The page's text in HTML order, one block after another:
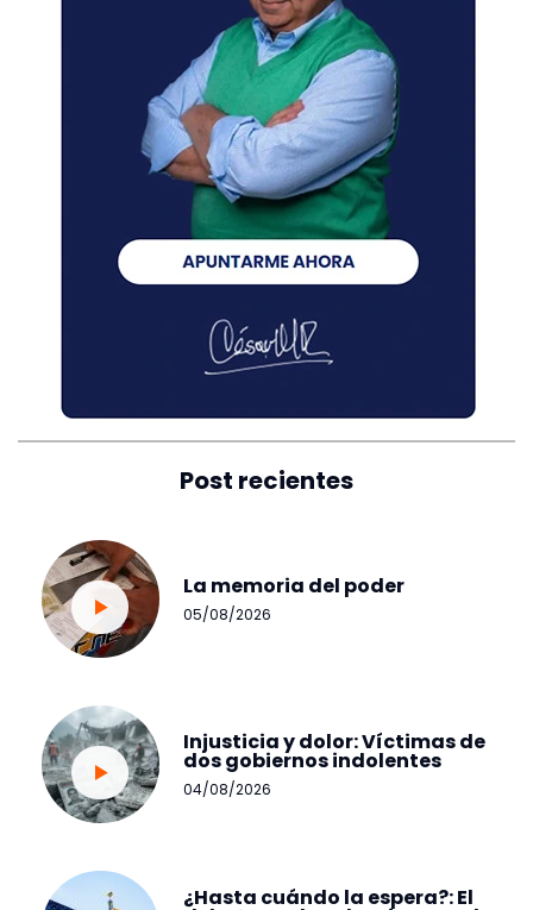
Post recientes
La memoria del poder
05/08/2026
Injusticia y dolor: Víctimas de
dos gobiernos indolentes
04/08/2026
¿Hasta cuándo la espera?: El